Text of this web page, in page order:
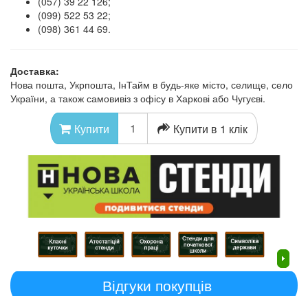
(099) 522 53 22;
(098) 361 44 69.​
Доставка:
Нова пошта, Укрпошта, ІнТайм в будь-яке місто, селище, село
України, а також самовивіз з офісу в Харкові або Чугуєві.
Купити Купити в 1 клік
Відгуки покупців